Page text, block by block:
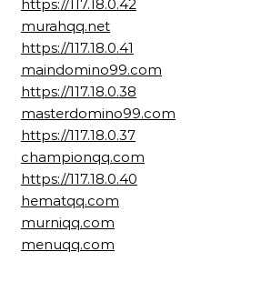
https://117.18.0.42
murahqq.net
https://117.18.0.41
maindomino99.com
https://117.18.0.38
masterdomino99.com
https://117.18.0.37
championqq.com
https://117.18.0.40
hematqq.com
murniqq.com
menuqq.com